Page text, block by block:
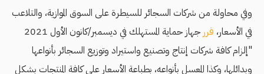
وفي محاولة من شركات السجائر للسيطرة على السوق الموازية، والتلاعب
في الأسعار، قرر
جهاز حماية المستهلك في ديسمبر/كانون الأول 2021
"إلزام كافة شركات إنتاج وتصنيع واستيراد وتوزيع السجائر بأنواعها
وبدائلها، وكذا المعسل بأنواعه، بطباعة الأسعار على كافة المنتجات بشكل